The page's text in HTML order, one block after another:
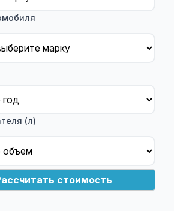
(л)
стоимость